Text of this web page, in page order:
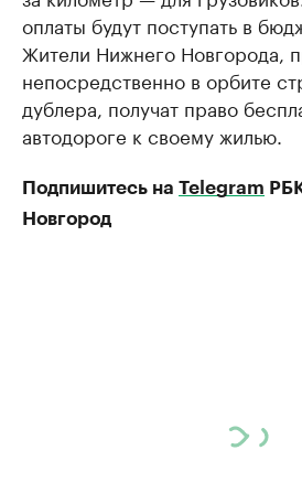
оплаты будут поступать в
Жители Нижнего Новгорода,
непосредственно в орбите
дублера, получат право
автодороге к своему жилью.
Подпишитесь на Telegram
Новгород